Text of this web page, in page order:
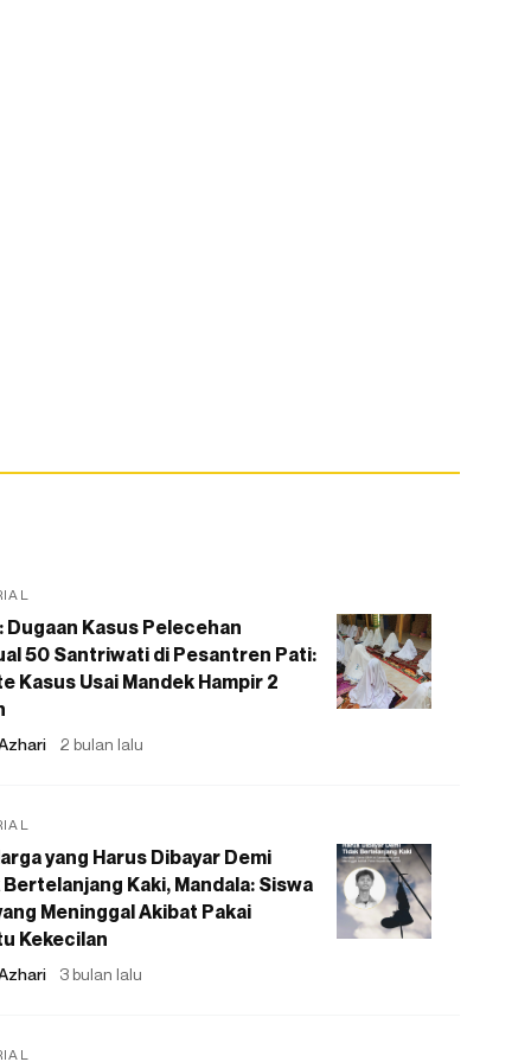
Dugaan Kasus Pelecehan
50 Santriwati di Pesantren Pati:
Kasus Usai Mandek Hampir 2
2 bulan lalu
yang Harus Dibayar Demi
Kaki, Mandala: Siswa
Meninggal Akibat Pakai
Kekecilan
3 bulan lalu